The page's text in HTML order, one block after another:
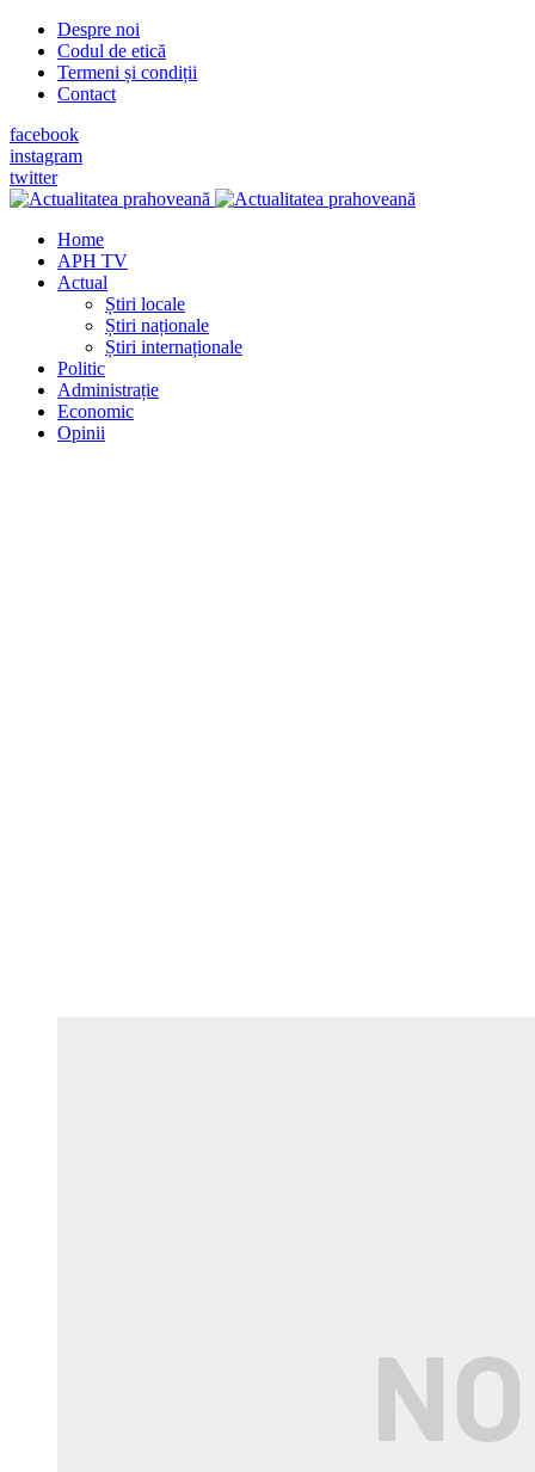
Despre noi
Codul de etică
Termeni și condiții
Contact
facebook
instagram
twitter
Home
APH TV
Actual
Știri locale
Știri naționale
Știri internaționale
Politic
Administrație
Economic
Opinii